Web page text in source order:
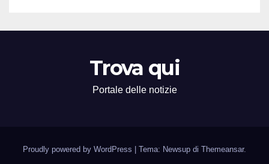
Trova qui
Portale delle notizie
Proudly powered by WordPress Tema: Newsup di Themeansar.